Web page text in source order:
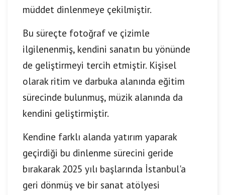
müddet dinlenmeye çekilmiştir.
Bu süreçte fotoğraf ve çizimle
ilgilenenmiş, kendini sanatın bu yönünde
de geliştirmeyi tercih etmiştir. Kişisel
olarak ritim ve darbuka alanında eğitim
sürecinde bulunmuş, müzik alanında da
kendini geliştirmiştir.
Kendine farklı alanda yatırım yaparak
geçirdiği bu dinlenme sürecini geride
bırakarak 2025 yılı başlarında İstanbul'a
geri dönmüş ve bir sanat atölyesi